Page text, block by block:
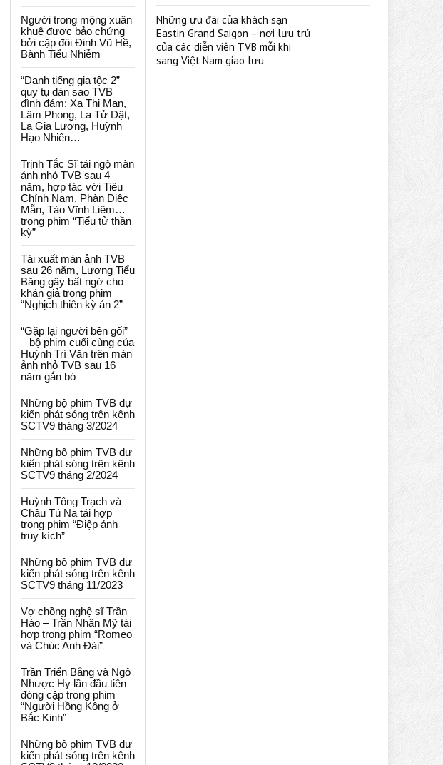
Người trong mộng xuân
khuê được bảo chứng
bởi cặp đôi Đinh Vũ Hề,
Bành Tiểu Nhiễm
“Danh tiếng gia tộc 2”
quy tụ dàn sao TVB
đình đám: Xa Thi Mạn,
Lâm Phong, La Tử Dật,
La Gia Lương, Huỳnh
Hạo Nhiên…
Trịnh Tắc Sĩ tái ngộ màn
ảnh nhỏ TVB sau 4
năm, hợp tác với Tiêu
Chính Nam, Phàn Diệc
Mẫn, Tào Vĩnh Liêm…
trong phim “Tiểu tử thần
kỳ”
Tái xuất màn ảnh TVB
sau 26 năm, Lương Tiểu
Băng gây bất ngờ cho
khán giả trong phim
“Nghịch thiên kỳ án 2”
“Gặp lại người bên gối”
– bộ phim cuối cùng của
Huỳnh Trí Văn trên màn
ảnh nhỏ TVB sau 16
năm gắn bó
Những bộ phim TVB dự
kiến phát sóng trên kênh
SCTV9 tháng 3/2024
Những bộ phim TVB dự
kiến phát sóng trên kênh
SCTV9 tháng 2/2024
Huỳnh Tông Trạch và
Châu Tú Na tái hợp
trong phim “Điệp ảnh
truy kích”
Những bộ phim TVB dự
kiến phát sóng trên kênh
SCTV9 tháng 11/2023
Vợ chồng nghệ sĩ Trần
Hào – Trần Nhân Mỹ tái
hợp trong phim “Romeo
và Chúc Anh Đài”
Trần Triển Bằng và Ngô
Nhược Hy lần đầu tiên
đóng cặp trong phim
“Người Hồng Kông ở
Bắc Kinh”
Những bộ phim TVB dự
kiến phát sóng trên kênh
Những ưu đãi của khách sạn
Eastin Grand Saigon – nơi lưu trú
của các diễn viên TVB mỗi khi
sang Việt Nam giao lưu